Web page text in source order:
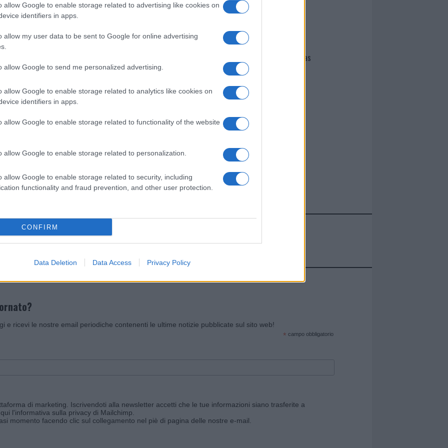
allow Google to enable storage related to advertising like cookies on
identifiers in apps.
allow my user data to be sent to Google for online advertising
allow Google to send me personalized advertising.
allow Google to enable storage related to analytics like cookies on
identifiers in apps.
allow Google to enable storage related to functionality of the website
allow Google to enable storage related to personalization.
allow Google to enable storage related to security, including
functionality and fraud prevention, and other user protection.
CONFIRM
Data Deletion Data Access Privacy Policy
nella sezioneLogindal menù del sito o
Prossimo articolo
I nostri cari
Giovannimaria Cabras
Invia un Comunicato Stampa|Pubblicità|Segnala
e ricevi le nostre email periodiche contenenti le ultime notizie pubblicate sul sito web!
* campo obbligatorio
di marketing. Iscrivendoti alla newsletter accetti che le tue informazioni siano trasferite a
l'informativa sulla privacy di Mailchimp
momento facendo clic sul collegamento nel piè di pagina delle nostre e-mail.